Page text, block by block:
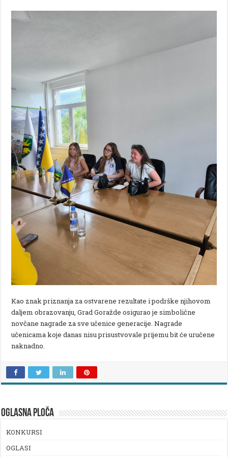
Kao znak priznanja za ostvarene rezultate i podrške njihovom
daljem obrazovanju, Grad Goražde osigurao je simbolične
novčane nagrade za sve učenice generacije. Nagrade
učenicama koje danas nisu prisustvovale prijemu bit će uručene
naknadno.
OGLASNA PLOČA
KONKURSI
OGLASI